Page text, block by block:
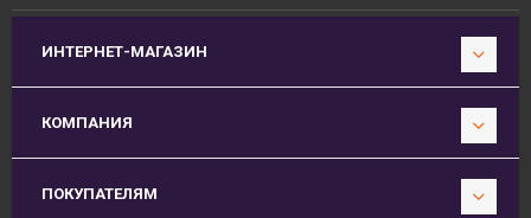
ИНТЕРНЕТ-МАГАЗИН
КОМПАНИЯ
ПОКУПАТЕЛЯМ